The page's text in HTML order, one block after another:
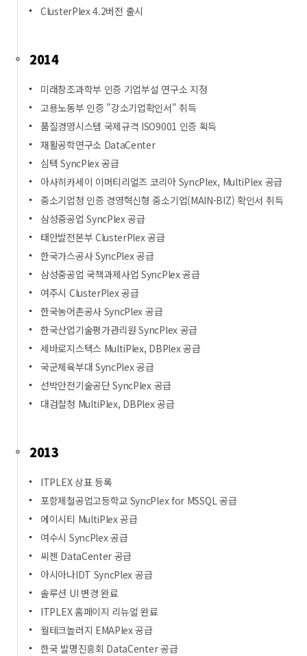
ClusterPlex 4.2버전 출시
2014
미래창조과학부 인증 기업부설 연구소 지정
고용노동부 인증 "강소기업확인서" 취득
품질경영시스템 국제규격 ISO9001 인증 획득
재활공학연구소 DataCenter
심텍 SyncPlex 공급
아사히카세이 이머티리얼즈 코리아 SyncPlex, MultiPlex 공급
중소기업청 인증 경영혁신형 중소기업(MAIN-BIZ) 확인서 취득
삼성중공업 SyncPlex 공급
태안발전본부 ClusterPlex 공급
한국가스공사 SyncPlex 공급
삼성중공업 국책과제사업 SyncPlex 공급
여주시 ClusterPlex 공급
한국농어촌공사 SyncPlex 공급
한국산업기술평가관리원 SyncPlex 공급
세바로지스텍스 MultiPlex, DBPlex 공급
국군체육부대 SyncPlex 공급
선박안전기술공단 SyncPlex 공급
대검찰청 MultiPlex, DBPlex 공급
2013
ITPLEX 상표 등록
포항제철공업고등학교 SyncPlex for MSSQL 공급
에이시티 MultiPlex 공급
여수시 SyncPlex 공급
씨젠 DataCenter 공급
아시아나IDT SyncPlex 공급
솔루션 UI 변경 완료
ITPLEX 홈페이지 리뉴얼 완료
월테크놀러지 EMAPlex 공급
한국 발명진흥회 DataCenter 공급